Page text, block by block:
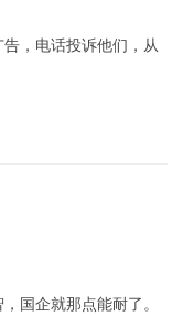
，电话投诉他们，从
国企就那点能耐了。